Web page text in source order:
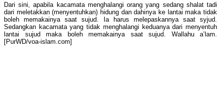
Dari sini, apabila kacamata menghalangi orang yang sedang shalat tadi
dari meletakkan (menyentuhkan) hidung dan dahinya ke lantai maka tidak
boleh memakainya saat sujud. Ia harus melepaskannya saat syjud.
Sedangkan kacamata yang tidak menghalangi keduanya dari menyentuh
lantai sujud maka boleh memakainya saat sujud. Wallahu a’lam.
[PurWD/voa-islam.com]